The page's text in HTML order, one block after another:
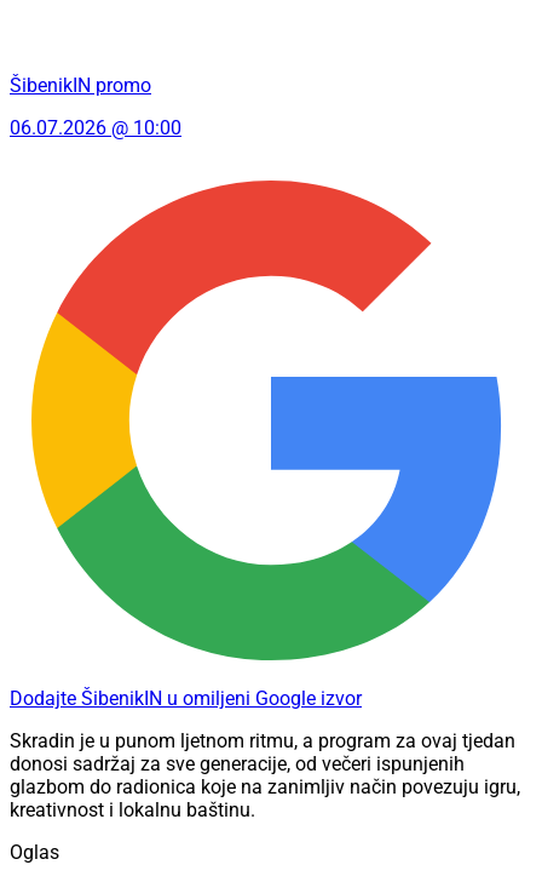
ŠibenikIN promo
06.07.2026 @ 10:00
Dodajte ŠibenikIN u omiljeni Google izvor
Skradin je u punom ljetnom ritmu, a program za ovaj tjedan
donosi sadržaj za sve generacije, od večeri ispunjenih
glazbom do radionica koje na zanimljiv način povezuju igru,
kreativnost i lokalnu baštinu.
Oglas